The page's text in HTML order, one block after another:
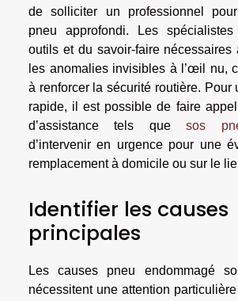
de solliciter un professionnel
pneu approfondi. Les
outils et du savoir-faire nécessaires
les anomalies invisibles à l’œil nu,
à renforcer la sécurité routière. Pour
rapide, il est possible de faire
d’assistance tels quesos
d’intervenir en urgence pour une
remplacement à domicile ou sur le
Identifier les causes
principales
Les causes pneu endommagé
nécessitent une attention